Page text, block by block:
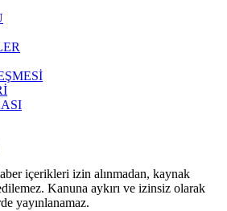
içerikleri izin alınmadan, kaynak
Kanuna aykırı ve izinsiz olarak
yayınlanamaz.